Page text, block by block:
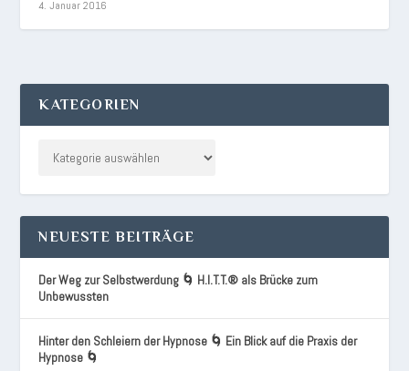
4. Januar 2016
KATEGORIEN
NEUESTE BEITRÄGE
Der Weg zur Selbstwerdung 🌀 H.I.T.T.® als Brücke zum
Unbewussten
Hinter den Schleiern der Hypnose 🌀 Ein Blick auf die Praxis der
Hypnose 🌀